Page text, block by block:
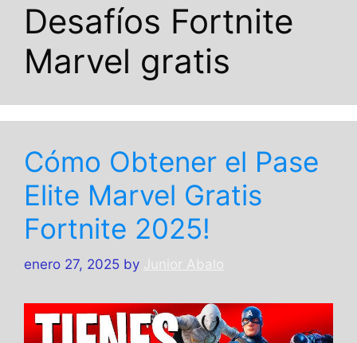
Desafíos Fortnite
Marvel gratis
Cómo Obtener el Pase
Elite Marvel Gratis
Fortnite 2025!
enero 27, 2025 by Junior Abalo